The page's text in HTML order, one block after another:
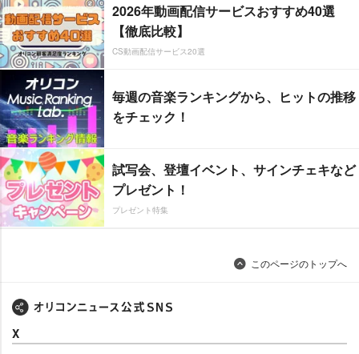
2026年動画配信サービスおすすめ40選
【徹底比較】
CS動画配信サービス20選
毎週の音楽ランキングから、ヒットの推移
をチェック！
試写会、登壇イベント、サインチェキなど
プレゼント！
プレゼント特集
このページのトップへ
X